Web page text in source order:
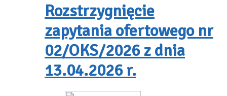
Rozstrzygnięcie
zapytania ofertowego nr
02/OKS/2026 z dnia
13.04.2026 r.